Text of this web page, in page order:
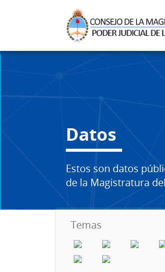
Datos
Estos son datos
de la Magistratura
Temas